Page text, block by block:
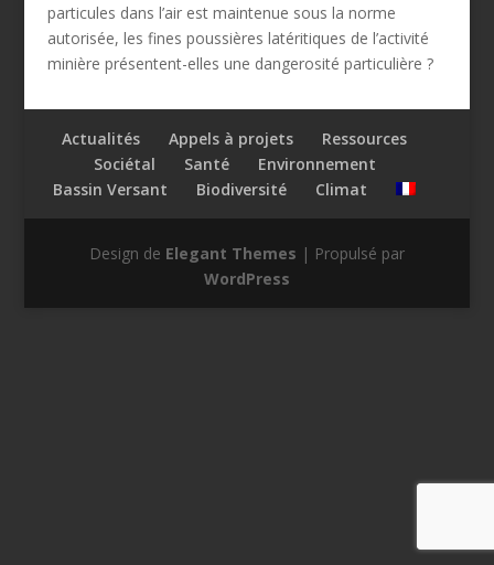
particules dans l’air est maintenue sous la norme
autorisée, les fines poussières latéritiques de l’activité
minière présentent-elles une dangerosité particulière ?
Actualités Appels à projets
Ressources
Sociétal
Santé
Environnement
Bassin Versant
Biodiversité Climat
Design de Elegant Themes | Propulsé par
WordPress